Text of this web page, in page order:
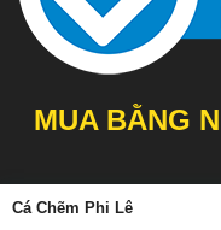
Cá Chẽm Phi Lê
MUA BẰNG